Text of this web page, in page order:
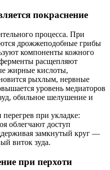
покраснение
процесса. При
дрожжеподобные грибы
компоненты кожного
расщепляют
жирные кислоты,
рыхлым, нервные
уровень медиаторов
обильное шелушение и
при укладке:
облегчают доступ
замкнутый круг —
виток зуда.
при перхоти